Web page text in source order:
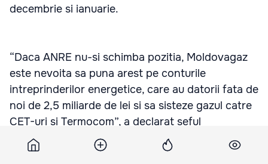
decembrie si ianuarie.
“Daca ANRE nu-si schimba pozitia, Moldovagaz
este nevoita sa puna arest pe conturile
intreprinderilor energetice, care au datorii fata de
noi de 2,5 miliarde de lei si sa sisteze gazul catre
CET-uri si Termocom”, a declarat seful
Moldovagaz, Alexandru Gusev.